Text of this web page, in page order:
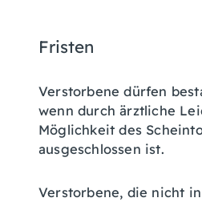
Fristen
Verstorbene dürfen
wenn durch ärztliche
Möglichkeit des
ausgeschlossen ist.
Verstorbene, die nicht